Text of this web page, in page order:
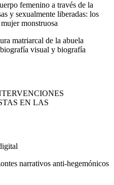
femenino a través de la
y sexualmente liberadas: los
monstruosa
matriarcal de la abuela
visual y biografía
EN LAS
narrativos anti-hegemónicos